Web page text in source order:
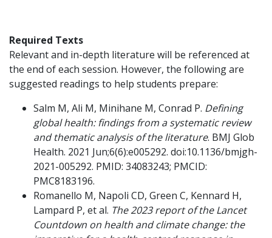
Required Texts
Relevant and in-depth literature will be referenced at
the end of each session. However, the following are
suggested readings to help students prepare:
Salm M, Ali M, Minihane M, Conrad P. Defining
global health: findings from a systematic review
and thematic analysis of the literature. BMJ Glob
Health. 2021 Jun;6(6):e005292. doi:10.1136/bmjgh-
2021-005292. PMID: 34083243; PMCID:
PMC8183196.
Romanello M, Napoli CD, Green C, Kennard H,
Lampard P, et al. The 2023 report of the Lancet
Countdown on health and climate change: the